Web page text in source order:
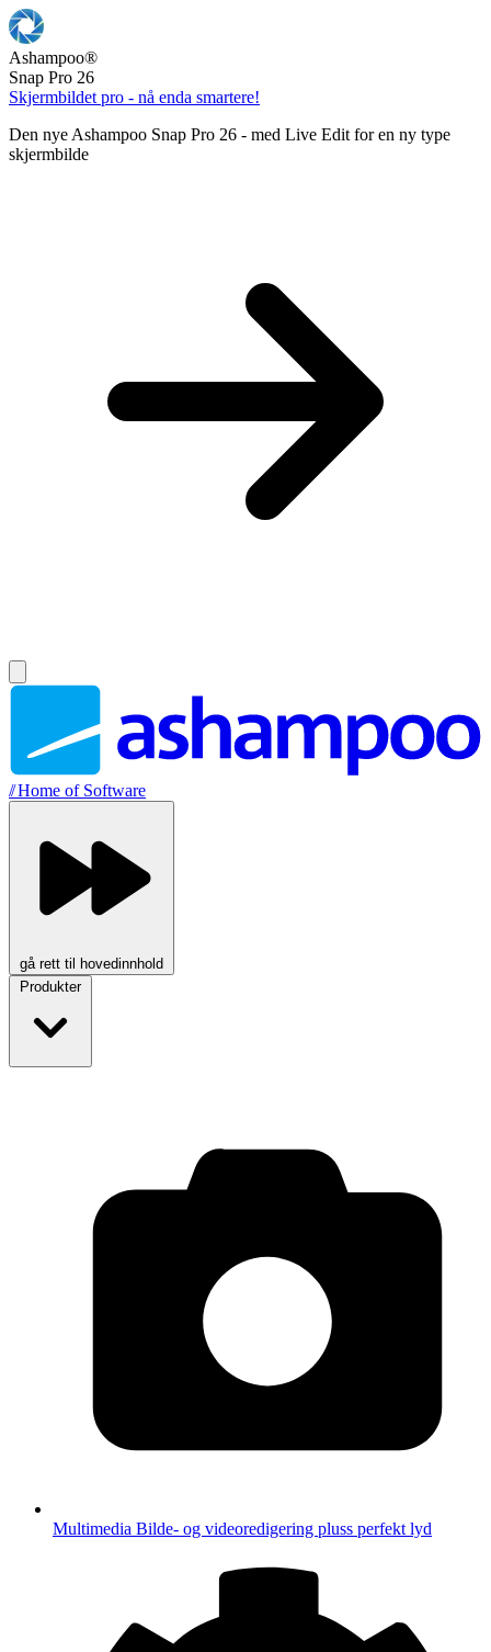
Ashampoo®
Snap Pro 26
Skjermbildet pro - nå enda smartere!
Den nye Ashampoo Snap Pro 26 - med Live Edit for en ny type
skjermbilde
//Home of Software
gå rett til hovedinnhold
Produkter
Multimedia Bilde- og videoredigering pluss perfekt lyd